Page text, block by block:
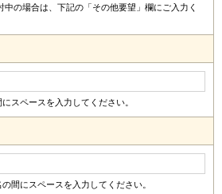
の場合は、下記の「その他要望」欄にご入力く
ペースを入力してください。
にスペースを入力してください。